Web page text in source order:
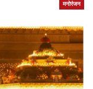
मनोरंजन